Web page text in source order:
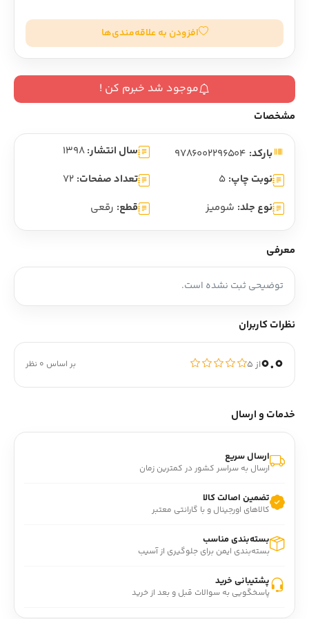
افزودن به علاقه‌مندی‌ها
موجود شد خبرم کن !
مشخصات
بارکد: سال انتشار: 1398
نوبت چاپ: 5 تعداد صفحات: 72
نوع جلد: شومیز قطع: رقعی
معرفی
توضیحی ثبت نشده است.
نظرات کاربران
0.0از ۵ بر اساس 0 نظر
خدمات و ارسال
ارسال سریع
ارسال به سراسر کشور در کمترین زمان
تضمین اصالت کالا
کالاهای اورجینال و با گارانتی معتبر
بسته‌بندی مناسب
بسته‌بندی ایمن برای جلوگیری از آسیب
پشتیبانی خرید
پاسخگویی به سوالات قبل و بعد از خرید